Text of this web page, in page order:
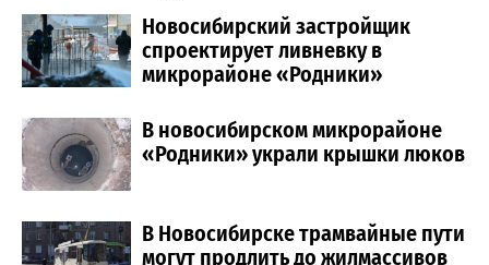
Новосибирский застройщик
спроектирует ливневку в
микрорайоне «Родники»
В новосибирском микрорайоне
«Родники» украли крышки люков
В Новосибирске трамвайные пути
могут продлить до жилмассивов